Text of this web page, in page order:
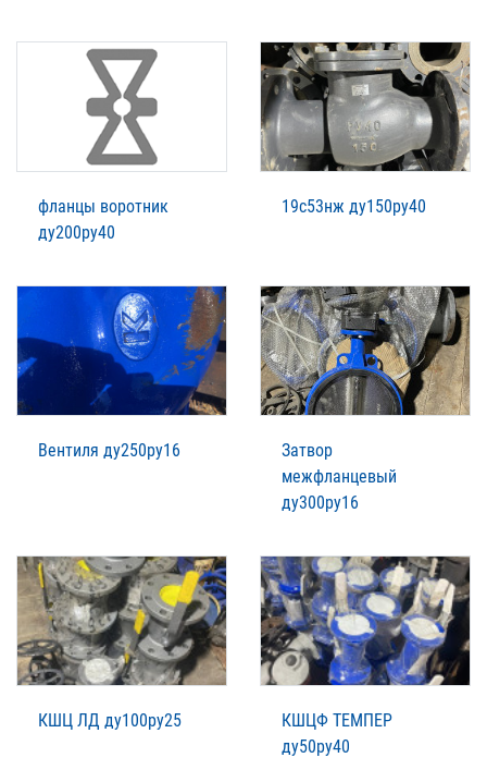
фланцы воротник
ду200ру40
19с53нж ду150ру40
Вентиля ду250ру16
Затвор
межфланцевый
ду300ру16
КШЦ ЛД ду100ру25
КШЦФ ТЕМПЕР
ду50ру40